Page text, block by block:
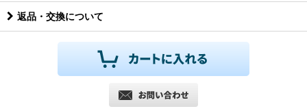
返品・交換について